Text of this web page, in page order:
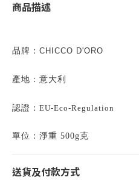
商品描述
品牌： CHICCO D'ORO
產地：意大利
認證： EU-Eco-Regulation
單位： 淨重 500g克
送貨及付款方式